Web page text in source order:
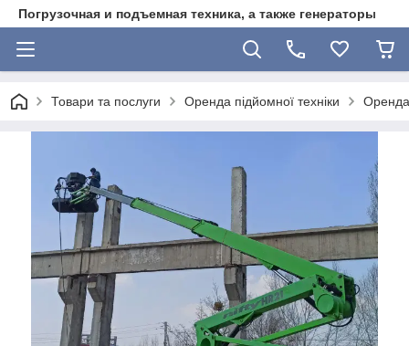
Погрузочная и подъемная техника, а также генераторы
Товари та послуги Оренда підйомної техніки Оренда